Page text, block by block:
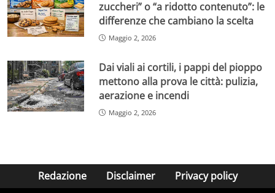
zuccheri” o “a ridotto contenuto”: le
differenze che cambiano la scelta
Maggio 2, 2026
Dai viali ai cortili, i pappi del pioppo
mettono alla prova le città: pulizia,
aerazione e incendi
Maggio 2, 2026
Redazione Disclaimer Privacy policy